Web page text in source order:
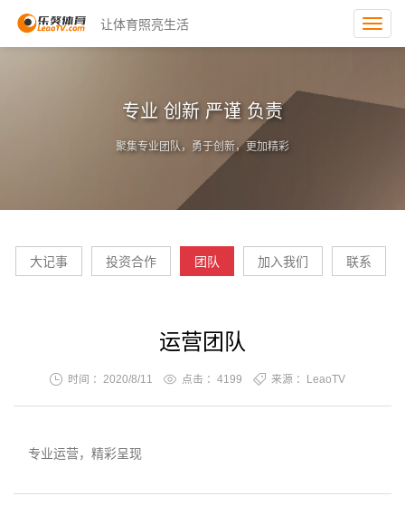
让体育照亮生活
专业 创新 严谨 负责
聚集专业团队，勇于创新，更加精彩
大记事 投资合作 团队 加入我们 联系
运营团队
时间 ：2020/8/11 点击 ： 4199 来源 ：LeaoTV
专业运营，精彩呈现